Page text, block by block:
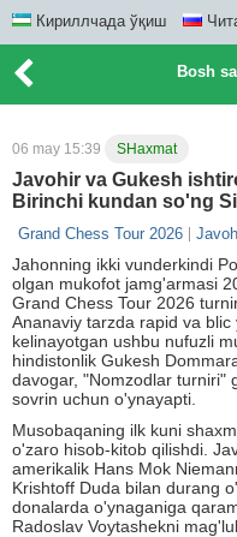
Кириллчада ўқиш
Bosh
06 may 15:39 SHaxmat
Javohir va Gukesh
Birinchi kundan so'ng
Grand Chess Tour 2026
Jahonning ikki vunderkindi
olgan mukofot jamg'armasi
Grand Chess Tour 2026
Ananaviy tarzda rapid va
kelinayotgan ushbu nufuzli
hindistonlik Gukesh
davogar, "Nomzodlar turniri"
sovrin uchun o'ynayapti.
Musobaqaning ilk kuni
o'zaro hisob-kitob qilishdi.
amerikalik Hans Mok
Krishtoff Duda bilan durang
donalarda o'ynaganiga
Radoslav Voytashekni